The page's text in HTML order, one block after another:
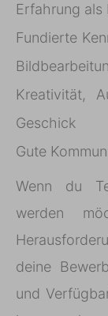
Erfahrung
Fundierte
Kreativität,
Geschick
Gute
Wenn du
werden
deine
und